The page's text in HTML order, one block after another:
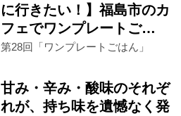
に行きたい！】福島市のカ
フェでワンプレートご…
第28回「ワンプレートごはん」
甘み・辛み・酸味のそれぞ
れが、持ち味を遺憾なく発